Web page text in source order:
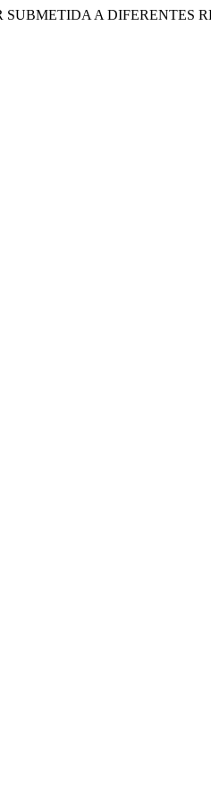
A DIFERENTES